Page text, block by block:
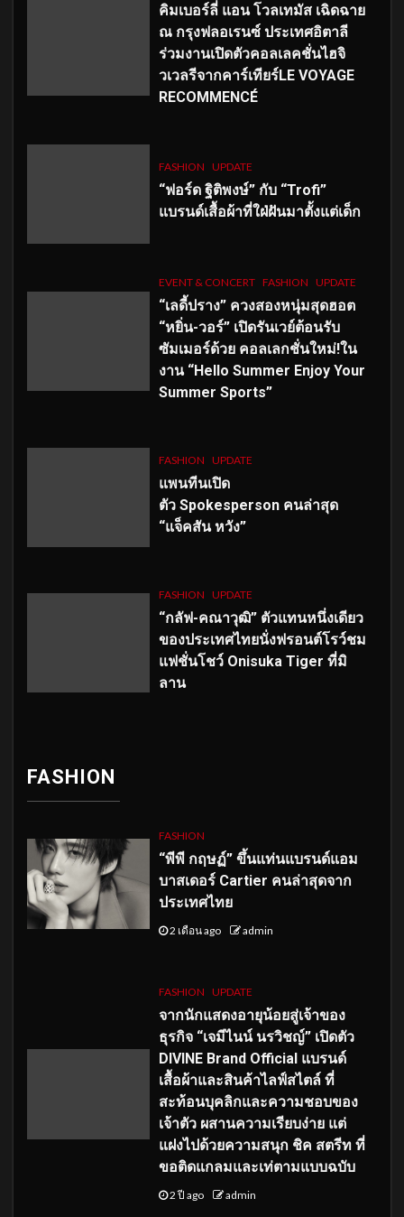
คิมเบอร์ลี่ แอน โวลเทมัส เฉิดฉาย
ณ กรุงฟลอเรนซ์ ประเทศอิตาลี
ร่วมงานเปิดตัวคอลเลคชั่นไฮจิ
วเวลรีจากคาร์เทียร์LE VOYAGE
RECOMMENCÉ
FASHION UPDATE
“ฟอร์ด ฐิติพงษ์” กับ “Trofi”
แบรนด์เสื้อผ้าที่ใฝ่ฝันมาตั้งแต่เด็ก
EVENT & CONCERT FASHION UPDATE
“เลดี้ปราง” ควงสองหนุ่มสุดฮอต
“หยิ่น-วอร์” เปิดรันเวย์ต้อนรับ
ซัมเมอร์ด้วย คอลเลกชั่นใหม่!ใน
งาน “Hello Summer Enjoy Your
Summer Sports”
FASHION UPDATE
แพนทีนเปิด
ตัว Spokesperson คนล่าสุด
“แจ็คสัน หวัง”
FASHION UPDATE
“กลัฟ-คณาวุฒิ” ตัวแทนหนึ่งเดียว
ของประเทศไทยนั่งฟรอนต์โรว์ชม
แฟชั่นโชว์ Onisuka Tiger ที่มิ
ลาน
FASHION
FASHION
“พีพี กฤษฏ์” ขึ้นแท่นแบรนด์แอม
บาสเดอร์ Cartier คนล่าสุดจาก
ประเทศไทย
2 เดือน ago admin
FASHION UPDATE
จากนักแสดงอายุน้อยสู่เจ้าของ
ธุรกิจ “เจมีไนน์ นรวิชญ์” เปิดตัว
DIVINE Brand Official แบรนด์
เสื้อผ้าและสินค้าไลฟ์สไตล์ ที่
สะท้อนบุคลิกและความชอบของ
เจ้าตัว ผสานความเรียบง่าย แต่
แฝงไปด้วยความสนุก ชิค สตรีท ที่
ขอติดแกลมและเท่ตามแบบฉบับ
2 ปี ago admin